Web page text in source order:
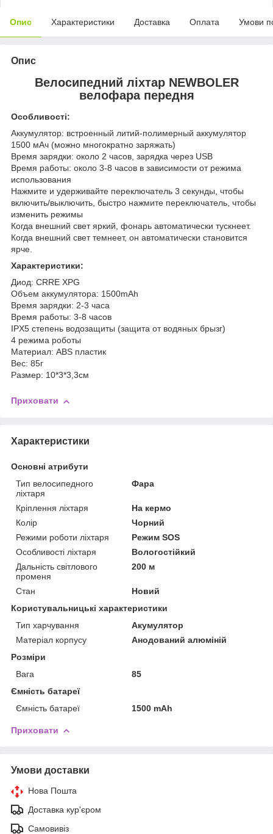
Опис Характеристики Доставка Оплата Умови
Опис
Велосипедний ліхтар NEWBOLER
велофара передня
Особливості:
Аккумулятор: встроенный литий-полимерный аккумулятор
1500 мАч (можно многократно заряжать)
Время зарядки: около 2 часов, зарядка через USB
Время работы: около 3-8 часов в зависимости от режима
использования
Нажмите и удерживайте переключатель 3 секунды, чтобы
включить/выключить, быстро нажмите переключатель, чтобы
изменить режимы
Когда внешний свет яркий, фонарь автоматически тускнеет.
Когда внешний свет темнеет, он автоматически становится
ярче.
Характеристики:
Диод: CRRE XPG
Объем аккумулятора: 1500mAh
Время зарядки: 2-3 часа
Время работы: 3-8 часов
IPX5 степень водозащиты (защита от водяных брызг)
4 режима роботы
Материал: ABS пластик
Вес: 85г
Размер: 10*3*3,3см
Приховати
Характеристики
Основні атрибути
Тип велосипедного
ліхтаря
Фара
Кріплення ліхтаря
На кермо
Колір
Чорний
Режими роботи ліхтаря
Режим SOS
Особливості ліхтаря
Вологостійкий
Дальність світлового
променя
200 м
Стан
Новий
Користувальницькі характеристики
Тип харчування
Акумулятор
Матеріал корпусу
Анодований алюміній
Розміри
Вага
85
Ємність батареї
Ємність батареї
1500 mAh
Приховати
Умови доставки
Нова Пошта
Доставка кур'єром
Самовивіз